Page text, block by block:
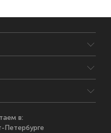
в:
Петербурге